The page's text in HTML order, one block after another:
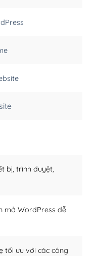
bị, trình duyệt,
mở WordPress dễ
tối ưu với các công